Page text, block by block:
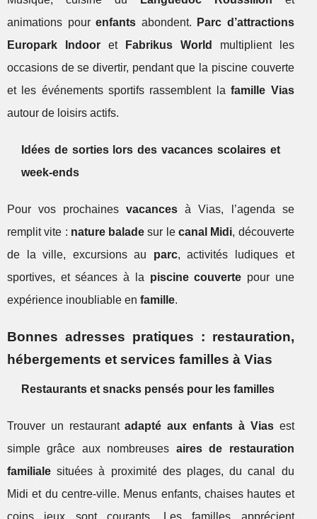
animations pourenfants abondent.
Parc d’attractions
Europark Indooret Fabrikus World
multiplient les
occasions de se divertir, pendant que la piscine couverte
et les événements sportifs rassemblent lafamille Vias
autour de loisirs actifs.
Idées de sorties lors des vacances scolaires et
week-ends
Pour vos prochainesvacances à Vias, l’agenda se
remplit vite : nature balade sur lecanal Midi, découverte
de la ville, excursions au parc, activités ludiques et
sportives, et séances à la piscine couverte pour une
expérience inoubliable en famille.
Bonnes adresses pratiques : restauration,
hébergements et services familles à Vias
Restaurants et snacks pensés pour les familles
Trouver un restaurantadapté aux enfants à Viasest
simple grâce aux nombreuses aires de restauration
familiale situées à proximité des plages, du canal du
Midi et du centre-ville. Menus enfants, chaises hautes et